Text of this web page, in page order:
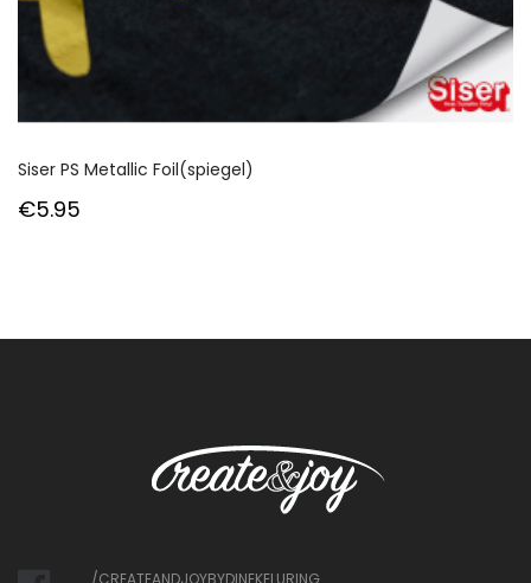
Siser PS Metallic Foil(spiegel)
€5.95
/CREATEANDJOYBYDINEKELURING